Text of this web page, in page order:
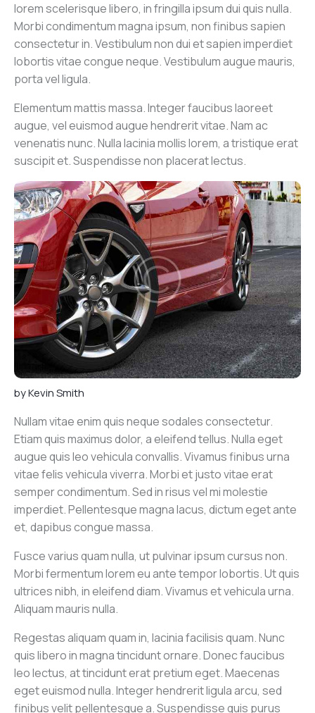
lorem scelerisque libero, in fringilla ipsum dui quis nulla.
Morbi condimentum magna ipsum, non finibus sapien
consectetur in. Vestibulum non dui et sapien imperdiet
lobortis vitae congue neque. Vestibulum augue mauris,
porta vel ligula.
Elementum mattis massa. Integer faucibus laoreet
augue, vel euismod augue hendrerit vitae. Nam ac
venenatis nunc. Nulla lacinia mollis lorem, a tristique erat
suscipit et. Suspendisse non placerat lectus.
byKevin Smith
Nullam vitae enim quis neque sodales consectetur.
Etiam quis maximus dolor, a eleifend tellus. Nulla eget
augue quis leo vehicula convallis. Vivamus finibus urna
vitae felis vehicula viverra. Morbi et justo vitae erat
semper condimentum. Sed in risus vel mi molestie
imperdiet. Pellentesque magna lacus, dictum eget ante
et, dapibus congue massa.
Fusce varius quam nulla, ut pulvinar ipsum cursus non.
Morbi fermentum lorem eu ante tempor lobortis. Ut quis
ultrices nibh, in eleifend diam. Vivamus et vehicula urna.
Aliquam mauris nulla.
Regestas aliquam quam in, lacinia facilisis quam. Nunc
quis libero in magna tincidunt ornare. Donec faucibus
leo lectus, at tincidunt erat pretium eget. Maecenas
eget euismod nulla. Integer hendrerit ligula arcu, sed
finibus velit pellentesque a. Suspendisse quis purus